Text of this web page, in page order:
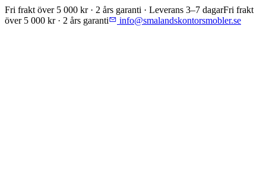
Fri frakt över 5 000 kr · 2 års garanti · Leverans 3–7 dagarFri frakt
över 5 000 kr · 2 års garanti
info@smalandskontorsmobler.se